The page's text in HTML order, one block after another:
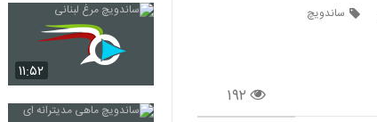
ساندویچ
۱۹۲
۱۱:۵۲